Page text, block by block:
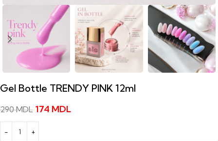
Gel Bottle TRENDY PINK 12ml
290MDL 174 MDL